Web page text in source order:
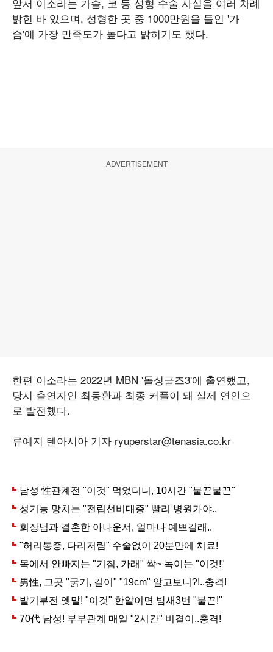
밝힌 바 있으며, 성형한 곳 중 1000만원을 들인 '가
슴'에 가장 만족도가 높다고 밝히기도 했다.
ADVERTISEMENT
한편 이소라는 2022년 MBN '돌싱글즈3'에 출연했고,
당시 출연자인 최동환과 최종 커플이 돼 실제 연인으
로 발전했다.
류예지 텐아시아 기자 ryuperstar@tenasia.co.kr